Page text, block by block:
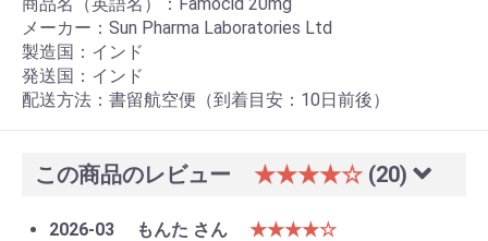
メーカー：Sun Pharma Laboratories Ltd
製造国：インド
発送国：インド
配送方法：書留航空便（到着目安：10日前後）
この商品のレビュー ★★★★☆ (20)
2026-03 もんた さん
★★★★☆